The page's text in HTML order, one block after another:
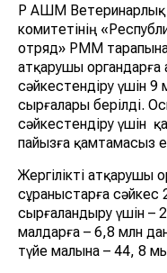
ҚР АШМ Ветеринарлық
комитетінің
отряд» РММ
атқарушы
сәйкестендіру үшін
сырғалары берілді.
сәйкестендіру үшін
пайызға қамтамасыз
Жергілікті атқарушы
сұраныстарға
сырғаландыру үшін –
малдарға – 6,8 млн
түйе малына – 44, 8